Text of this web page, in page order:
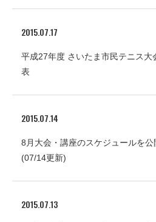
2015.07.17
平成27年度 さいたま市民テニス大
表
2015.07.14
8月大会・講座のスケジュールを公
(07/14更新)
2015.07.13